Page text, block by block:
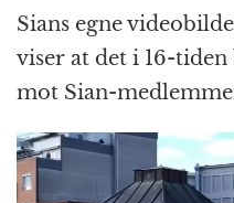
Sians egne
viser at det i 16-tiden
mot Sian-